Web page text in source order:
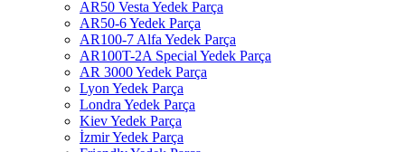
AR50 Vesta Yedek Parça
AR50-6 Yedek Parça
AR100-7 Alfa Yedek Parça
AR100T-2A Special Yedek Parça
AR 3000 Yedek Parça
Lyon Yedek Parça
Londra Yedek Parça
Kiev Yedek Parça
İzmir Yedek Parça